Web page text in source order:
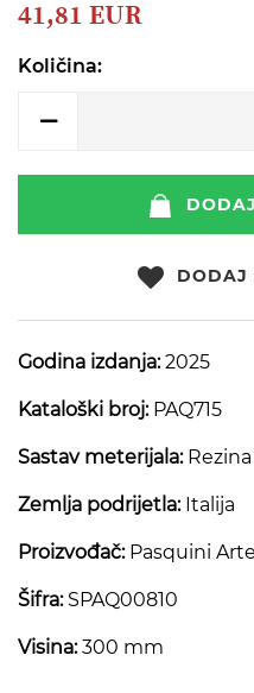
of
images
41,81 EUR
Količina:
DODAJ
Godina izdanja:2025
Kataloški broj:PAQ715
Sastav meterijala:Rezina
Zemlja podrijetla:Italija
Proizvođač:Pasquini Arte
Šifra:SPAQ00810
Visina:300 mm